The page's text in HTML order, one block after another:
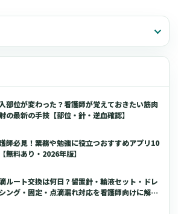
部位が変わった？看護師が覚えておきたい筋肉
の最新の手技【部位・針・逆血確認】
師必見！業務や勉強に役立つおすすめアプリ10
無料あり・2026年版】
ルート交換は何日？留置針・輸液セット・ドレ
ング・固定・点滴漏れ対応を看護師向けに解説